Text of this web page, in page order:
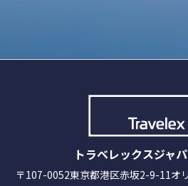
トラベレックスジャ
〒107-0052東京都港区赤坂2-9-11オ